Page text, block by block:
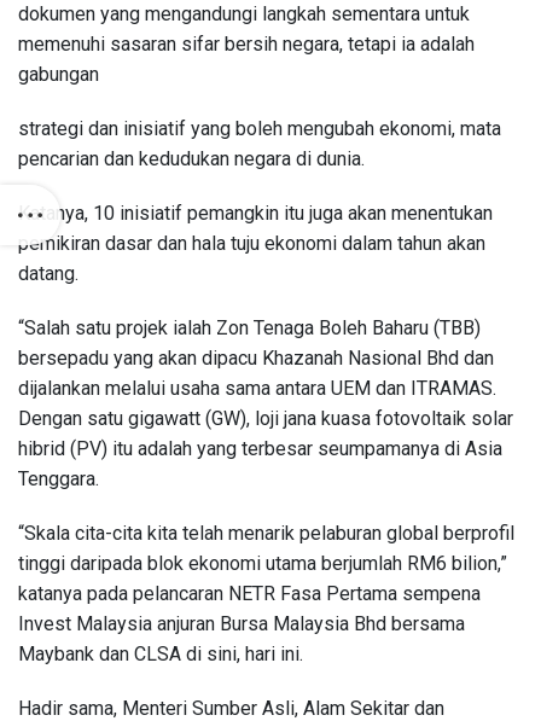
dokumen yang mengandungi langkah sementara untuk
memenuhi sasaran sifar bersih negara, tetapi ia adalah
gabungan
strategi dan inisiatif yang boleh mengubah ekonomi, mata
pencarian dan kedudukan negara di dunia.
Katanya, 10 inisiatif pemangkin itu juga akan menentukan
pemikiran dasar dan hala tuju ekonomi dalam tahun akan
datang.
“Salah satu projek ialah Zon Tenaga Boleh Baharu (TBB)
bersepadu yang akan dipacu Khazanah Nasional Bhd dan
dijalankan melalui usaha sama antara UEM dan ITRAMAS.
Dengan satu gigawatt (GW), loji jana kuasa fotovoltaik solar
hibrid (PV) itu adalah yang terbesar seumpamanya di Asia
Tenggara.
“Skala cita-cita kita telah menarik pelaburan global berprofil
tinggi daripada blok ekonomi utama berjumlah RM6 bilion,”
katanya pada pelancaran NETR Fasa Pertama sempena
Invest Malaysia anjuran Bursa Malaysia Bhd bersama
Maybank dan CLSA di sini, hari ini.
Hadir sama, Menteri Sumber Asli, Alam Sekitar dan